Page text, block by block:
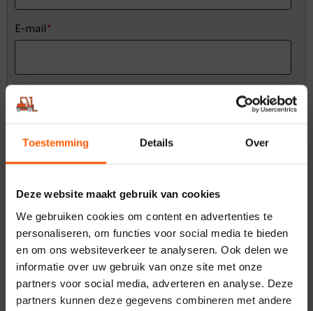
Toestemming Details Over
Deze website maakt gebruik van cookies
We gebruiken cookies om content en advertenties te
personaliseren, om functies voor social media te bieden
en om ons websiteverkeer te analyseren. Ook delen we
informatie over uw gebruik van onze site met onze
partners voor social media, adverteren en analyse. Deze
partners kunnen deze gegevens combineren met andere
Gratis pompwagen bij elke
E-mail*
Bericht
VERZENDEN